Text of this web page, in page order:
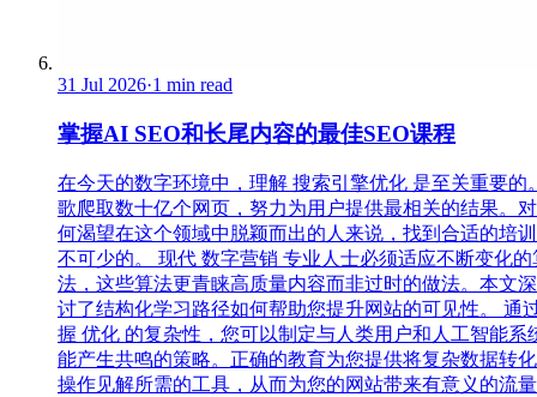
31 Jul 2026·1 min read
掌握AI SEO和长尾内容的最佳SEO课程
在今天的数字环境中，理解 搜索引擎优化 是至关重要的
歌爬取数十亿个网页，努力为用户提供最相关的结果。
何渴望在这个领域中脱颖而出的人来说，找到合适的培
不可少的。 现代 数字营销 专业人士必须适应不断变化的
法，这些算法更青睐高质量内容而非过时的做法。本文
讨了结构化学习路径如何帮助您提升网站的可见性。 通
握 优化 的复杂性，您可以制定与人类用户和人工智能系
能产生共鸣的策略。正确的教育为您提供将复杂数据转
操作见解所需的工具，从而为您的网站带来有意义的流